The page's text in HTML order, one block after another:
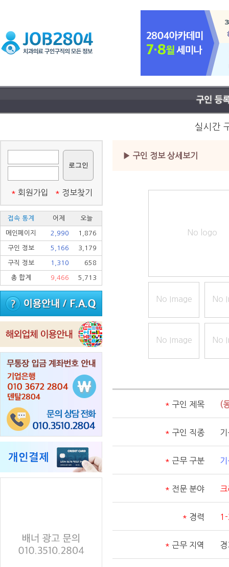
실시간
* 회원가입 * 정보찾기
접속 통계 어제 오늘
메인페이지 2,990 1,876
구인 정보 5,166 3,179
구직 정보 1,310 658
총 합계 9,466 5,713
▶ 구인 정보 상세보기
No logo
No Image No
No Image No
* 구인 제목 (
* 구인 직종
* 근무 구분
* 전문 분야
* 경력
* 근무 지역